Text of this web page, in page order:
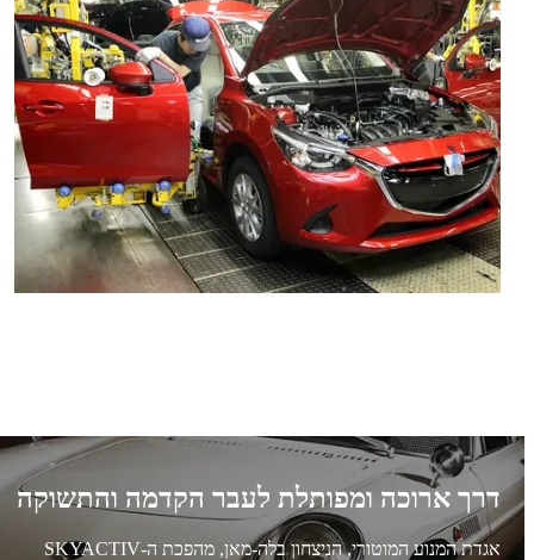
דרך ארוכה ומפותלת לעבר הקדמה והתשוקה
אגדת המנוע המוטורי, הניצחון בלה-מאן, מהפכת ה-SKYACTIV